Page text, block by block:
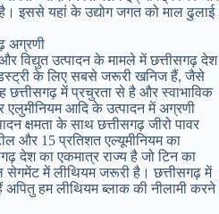
इससे यहां के उद्योग जगत को माल ढुलाई
अग्रणी
विद्युत उत्पादन के मामले में छत्तीसगढ़ देश
के लिए सबसे जरूरी खनिज हैं, जैसे
छत्तीसगढ़ में प्रचुरता से है और स्वाभाविक
आदि के उत्पादन में अग्रणी
क्षमता के साथ छत्तीसगढ़ जीरो पावर
और 15 प्रतिशत एल्यूमीनियम का
देश का एकमात्र राज्य है जो टिन का
सेगमेंट में लीथियम जरूरी है। छत्तीसगढ़ में
हम लीथियम ब्लाक की नीलामी करने